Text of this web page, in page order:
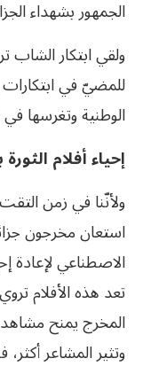
الجمهور بشهداء
ولقي ابتكار الشاب
للمضيّ في ابتكارات
الوطنية وتغرسها
إحياء أفلام
ولأنّنا في زمن التقت
استعان مخرجون
الاصطناعي لإعادة
تعد هذه الأفلام
المخرج يمنح
وتثير المشاعر